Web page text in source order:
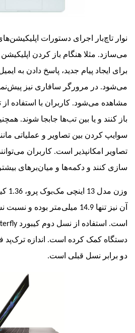
اجرای دستورات اپلیکیشن‌های
مثلا هنگام باز کردن اپلیکیشنMailدر
پیام جدید، پاسخ دادن به ایمیل‌ها و یا
در مرورگر سافاری نیز پیش‌نمایش
می‌شود. کاربران با استفاده از تاچ‌بار
و یا بین تب‌ها جابجا شوند. همچنین به
کردن بین تصاویر و عملیاتی مانند
امکانپذیر است. کاربران می‌توانند این
و دکمه‌ها و میان‌برهای بیشتری به آن
وزن مدل 13 اینچی
آن نیز تنها 14.9 میلی‌متر بوده و نسبت
از نسل دوم کیبوردbutterflyبه
کمک کرده است. اندازه ترک‌پد
نسل قبلی است.